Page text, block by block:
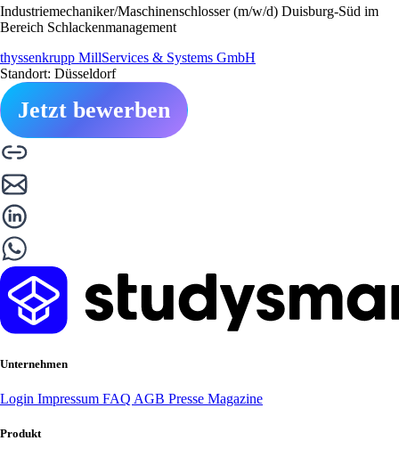
Industriemechaniker/Maschinenschlosser (m/w/d) Duisburg-Süd im
Bereich Schlackenmanagement
thyssenkrupp MillServices & Systems GmbH
Standort: Düsseldorf
Jetzt bewerben
Unternehmen
Login Impressum FAQ AGB Presse Magazine
Produkt